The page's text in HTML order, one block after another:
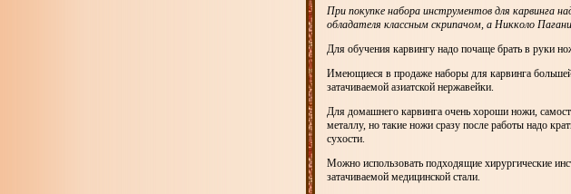
При покупке набора инструментов для карвинга
обладателя классным скрипачом, а Никколо
Для обучения карвингу надо почаще брать в руки
Имеющиеся в продаже наборы для карвинга
затачиваемой азиатской нержавейки.
Для домашнего карвинга очень хороши ножи,
металлу, но такие ножи сразу после работы надо
сухости.
Можно использовать подходящие хирургические
затачиваемой медицинской стали.